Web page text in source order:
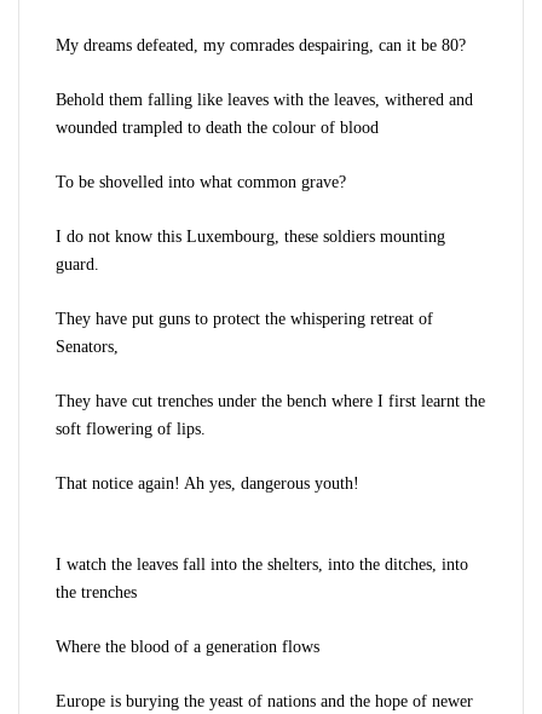
My dreams defeated, my comrades despairing, can it be 80?
Behold them falling like leaves with the leaves, withered and
wounded trampled to death the colour of blood
To be shovelled into what common grave?
I do not know this Luxembourg, these soldiers mounting
guard.
They have put guns to protect the whispering retreat of
Senators,
They have cut trenches under the bench where I first learnt the
soft flowering of lips.
That notice again! Ah yes, dangerous youth!
I watch the leaves fall into the shelters, into the ditches, into
the trenches
Where the blood of a generation flows
Europe is burying the yeast of nations and the hope of newer